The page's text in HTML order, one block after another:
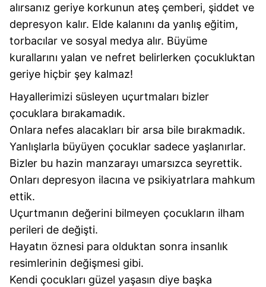
alırsanız geriye korkunun ateş çemberi, şiddet ve
depresyon kalır. Elde kalanını da yanlış eğitim,
torbacılar ve sosyal medya alır. Büyüme
kurallarını yalan ve nefret belirlerken çocukluktan
geriye hiçbir şey kalmaz!
Hayallerimizi süsleyen uçurtmaları bizler
çocuklara bırakamadık.
Onlara nefes alacakları bir arsa bile bırakmadık.
Yanlışlarla büyüyen çocuklar sadece yaşlanırlar.
Bizler bu hazin manzarayı umarsızca seyrettik.
Onları depresyon ilacına ve psikiyatrlara mahkum
ettik.
Uçurtmanın değerini bilmeyen çocukların ilham
perileri de değişti.
Hayatın öznesi para olduktan sonra insanlık
resimlerinin değişmesi gibi.
Kendi çocukları güzel yaşasın diye başka